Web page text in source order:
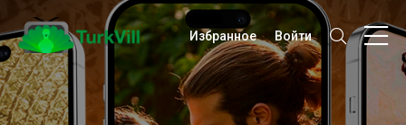
Избранное Войти